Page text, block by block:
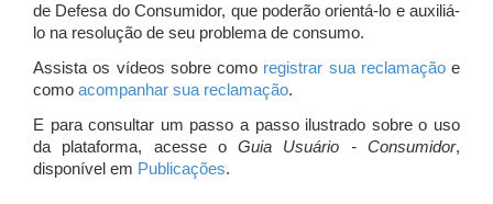
de Defesa do Consumidor, que poderão orientá-lo e auxiliá-
lo na resolução de seu problema de consumo.
Assista os vídeos sobre como registrar sua reclamaçãoe
como acompanhar sua reclamação.
E para consultar um passo a passo ilustrado sobre o uso
da plataforma, acesse oGuia Usuário - Consumidor,
disponível em Publicações.